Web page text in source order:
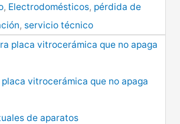
, Electrodomésticos, pérdida de
, servicio técnico
vitrocerámica que no apaga
de aparatos